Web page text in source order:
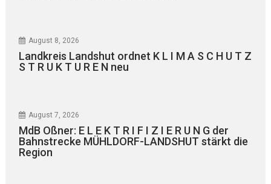
August 8, 2026
Landkreis Landshut ordnet K L I M A S C H U T Z
S T R U K T U R E N neu
August 7, 2026
MdB Oßner: E L E K T R I F I Z I E R U N G der
Bahnstrecke MÜHLDORF-LANDSHUT stärkt die
Region